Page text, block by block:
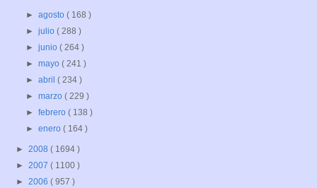
►agosto( 168 )
►julio( 288 )
►junio( 264 )
►mayo( 241 )
►abril( 234 )
►marzo( 229 )
►febrero( 138 )
►enero( 164 )
► 2008 ( 1694 )
► 2007 ( 1100 )
► 2006 ( 957 )